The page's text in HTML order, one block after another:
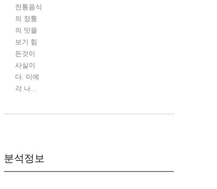
전통음식
의 정통
의 맛을
보기 힘
든것이
사실이
다. 이에
각 나...
분석정보